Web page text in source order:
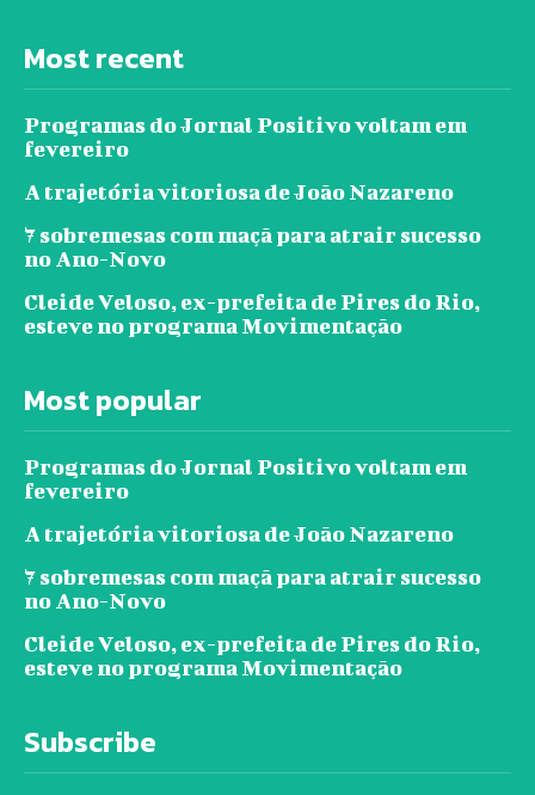
Most recent
Programas do Jornal Positivo voltam em
fevereiro
A trajetória vitoriosa de João Nazareno
7 sobremesas com maçã para atrair sucesso
no Ano-Novo
Cleide Veloso, ex-prefeita de Pires do Rio,
esteve no programa Movimentação
Most popular
Programas do Jornal Positivo voltam em
fevereiro
A trajetória vitoriosa de João Nazareno
7 sobremesas com maçã para atrair sucesso
no Ano-Novo
Cleide Veloso, ex-prefeita de Pires do Rio,
esteve no programa Movimentação
Subscribe